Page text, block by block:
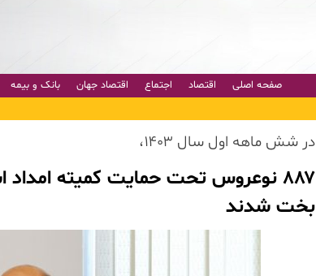
صفحه اصلی اقتصاد اجتماع اقتصاد جهان بانک و بیمه
در شش ماهه اول سال ۱۴۰۳،
۸۸۷ نوعروس تحت حمایت کمیته امداد
بخت شدند